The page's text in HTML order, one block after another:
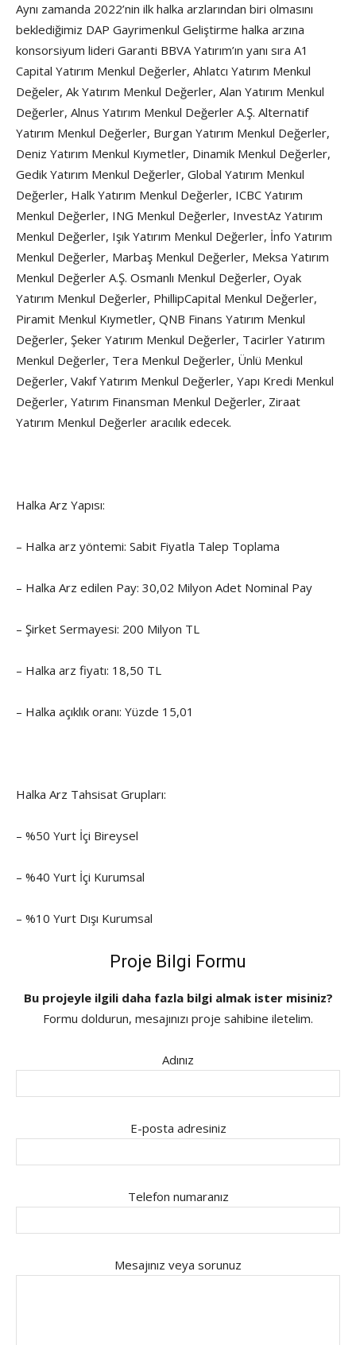
Aynı zamanda 2022’nin ilk halka arzlarından biri olmasını
beklediğimiz DAP Gayrimenkul Geliştirme halka arzına
konsorsiyum lideri Garanti BBVA Yatırım’ın yanı sıra A1
Capital Yatırım Menkul Değerler, Ahlatcı Yatırım Menkul
Değeler, Ak Yatırım Menkul Değerler, Alan Yatırım Menkul
Değerler, Alnus Yatırım Menkul Değerler A.Ş. Alternatif
Yatırım Menkul Değerler, Burgan Yatırım Menkul Değerler,
Deniz Yatırım Menkul Kıymetler, Dinamik Menkul Değerler,
Gedik Yatırım Menkul Değerler, Global Yatırım Menkul
Değerler, Halk Yatırım Menkul Değerler, ICBC Yatırım
Menkul Değerler, ING Menkul Değerler, InvestAz Yatırım
Menkul Değerler, Işık Yatırım Menkul Değerler, İnfo Yatırım
Menkul Değerler, Marbaş Menkul Değerler, Meksa Yatırım
Menkul Değerler A.Ş. Osmanlı Menkul Değerler, Oyak
Yatırım Menkul Değerler, PhillipCapital Menkul Değerler,
Piramit Menkul Kıymetler, QNB Finans Yatırım Menkul
Değerler, Şeker Yatırım Menkul Değerler, Tacirler Yatırım
Menkul Değerler, Tera Menkul Değerler, Ünlü Menkul
Değerler, Vakıf Yatırım Menkul Değerler, Yapı Kredi Menkul
Değerler, Yatırım Finansman Menkul Değerler, Ziraat
Yatırım Menkul Değerler aracılık edecek.
Halka Arz Yapısı:
– Halka arz yöntemi: Sabit Fiyatla Talep Toplama
– Halka Arz edilen Pay: 30,02 Milyon Adet Nominal Pay
– Şirket Sermayesi: 200 Milyon TL
– Halka arz fiyatı: 18,50 TL
– Halka açıklık oranı: Yüzde 15,01
Halka Arz Tahsisat Grupları:
– %50 Yurt İçi Bireysel
– %40 Yurt İçi Kurumsal
– %10 Yurt Dışı Kurumsal
Proje Bilgi Formu
Bu projeyle ilgili daha fazla bilgi almak ister misiniz?
Formu doldurun, mesajınızı proje sahibine iletelim.
Adınız
E-posta adresiniz
Telefon numaranız
Mesajınız veya sorunuz